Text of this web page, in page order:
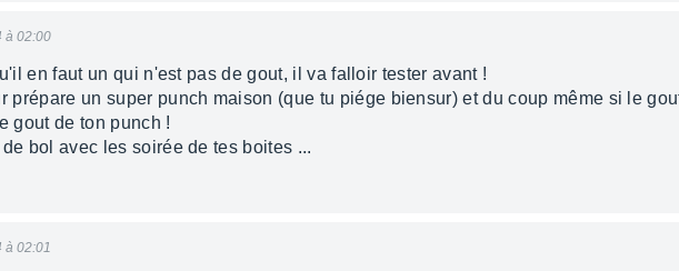
à 02:00
en faut un qui n'est pas de gout, il va falloir tester avant !
prépare un super punch maison (que tu piége biensur) et du coup même si le
gout de ton punch !
bol avec les soirée de tes boites ...
à 02:01